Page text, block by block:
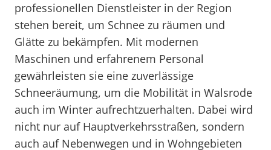
professionellen Dienstleister in der Region
stehen bereit, um Schnee zu räumen und
Glätte zu bekämpfen. Mit modernen
Maschinen und erfahrenem Personal
gewährleisten sie eine zuverlässige
Schneeräumung, um die Mobilität in Walsrode
auch im Winter aufrechtzuerhalten. Dabei wird
nicht nur auf Hauptverkehrsstraßen, sondern
auch auf Nebenwegen und in Wohngebieten